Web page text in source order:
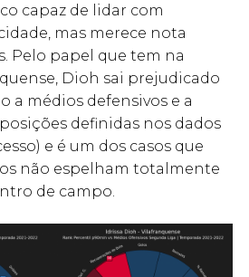
capaz de lidar com
mas merece nota
Pelo papel que tem na
Dioh sai prejudicado
a médios defensivos e a
definidas nos dados
e é um dos casos que
não espelham totalmente
de campo.